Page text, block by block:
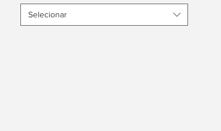
Selecionar